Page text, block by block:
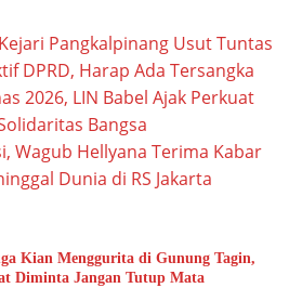
Pangkalpinang Usut Tuntas
DPRD, Harap Ada Tersangka
2026, LIN Babel Ajak Perkuat
Bangsa
Wagub Hellyana Terima Kabar
Dunia di RS Jakarta
Kian Menggurita di Gunung Tagin,
Diminta Jangan Tutup Mata